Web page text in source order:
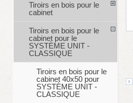
Tiroirs en bois pour le
cabinet
Tiroirs en bois pour le
cabinet pour le
SYSTÈME UNIT -
CLASSIQUE
Tiroirs en bois pour le
cabinet 40x50 pour
SYSTÈME UNIT -
CLASSIQUE